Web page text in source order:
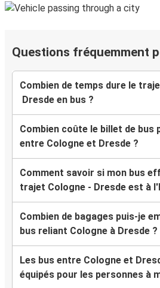
Questions fréquemment
Combien de temps dure le
Dresde en bus ?
Combien coûte le billet de bus
entre Cologne et Dresde ?
Comment savoir si mon bus
trajet Cologne - Dresde est à
Combien de bagages puis-je
bus reliant Cologne à Dresde ?
Les bus entre Cologne et
équipés pour les personnes à